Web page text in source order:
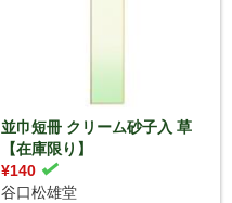
並巾短冊 クリーム砂子入 草
【在庫限り】
¥140
谷口松雄堂